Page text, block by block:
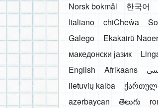
Norsk bokmål
한국어
Italiano
chiCheŵa
Galego
Ekakairũ
македонски јазик
English
Afrikaans
lietuvių kalba
azərbaycan
తెలుగు